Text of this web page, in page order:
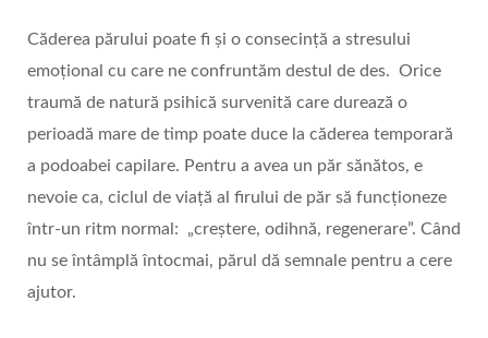
Căderea părului poate fi și o consecință a stresului
emoțional cu care ne confruntăm destul de des. Orice
traumă de natură psihică survenită care durează o
perioadă mare de timp poate duce la căderea temporară
a podoabei capilare. Pentru a avea un păr sănătos, e
nevoie ca, ciclul de viață al firului de păr să funcționeze
într-un ritm normal: „creștere, odihnă, regenerare”. Când
nu se întâmplă întocmai, părul dă semnale pentru a cere
ajutor.